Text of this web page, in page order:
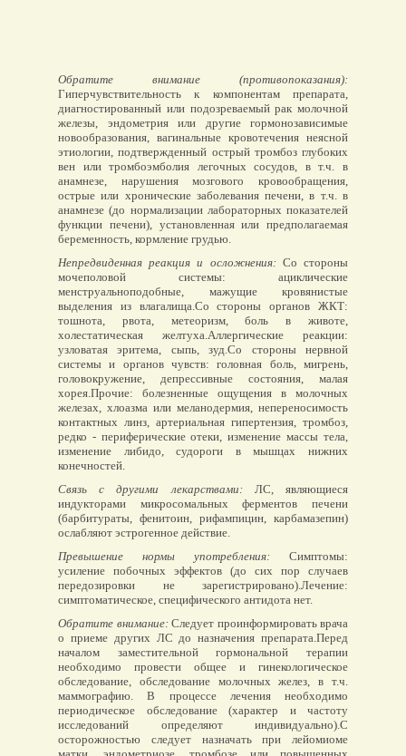
Обратите внимание (противопоказания):
Гиперчувствительность к компонентам препарата,
диагностированный или подозреваемый рак молочной
железы, эндометрия или другие гормонозависимые
новообразования, вагинальные кровотечения неясной
этиологии, подтвержденный острый тромбоз глубоких
вен или тромбоэмболия легочных сосудов, в т.ч. в
анамнезе, нарушения мозгового кровообращения,
острые или хронические заболевания печени, в т.ч. в
анамнезе (до нормализации лабораторных показателей
функции печени), установленная или предполагаемая
беременность, кормление грудью.
Непредвиденная реакция и осложнения:Со стороны
мочеполовой системы: ациклические
менструальноподобные, мажущие кровянистые
выделения из влагалища.Со стороны органов ЖКТ:
тошнота, рвота, метеоризм, боль в животе,
холестатическая желтуха.Аллергические реакции:
узловатая эритема, сыпь, зуд.Со стороны нервной
системы и органов чувств: головная боль, мигрень,
головокружение, депрессивные состояния, малая
хорея.Прочие: болезненные ощущения в молочных
железах, хлоазма или меланодермия, непереносимость
контактных линз, артериальная гипертензия, тромбоз,
редко - периферические отеки, изменение массы тела,
изменение либидо, судороги в мышцах нижних
конечностей.
Связь с другими лекарствами:ЛС, являющиеся
индукторами микросомальных ферментов печени
(барбитураты, фенитоин, рифампицин, карбамазепин)
ослабляют эстрогенное действие.
Превышение нормы употребления: Симптомы:
усиление побочных эффектов (до сих пор случаев
передозировки не зарегистрировано).Лечение:
симптоматическое, специфического антидота нет.
Обратите внимание:Следует проинформировать врача
о приеме других ЛС до назначения препарата.Перед
началом заместительной гормональной терапии
необходимо провести общее и гинекологическое
обследование, обследование молочных желез, в т.ч.
маммографию. В процессе лечения необходимо
периодическое обследование (характер и частоту
исследований определяют индивидуально).С
осторожностью следует назначать при лейомиоме